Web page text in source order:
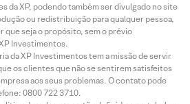
da XP, podendo também ser divulgado no site
ou redistribuição para qualquer pessoa,
que seja o propósito, sem o prévio
Investimentos.
da XP Investimentos tem a missão de servir
os clientes que não se sentirem satisfeitos
aos seus problemas. O contato pode
0800 722 3710.